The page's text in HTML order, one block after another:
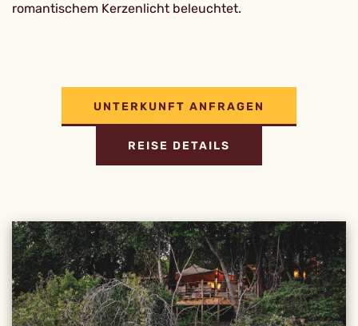
romantischem Kerzenlicht beleuchtet.
UNTERKUNFT ANFRAGEN
REISE DETAILS